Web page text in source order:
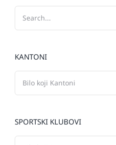
KANTONI
SPORTSKI KLUBOVI